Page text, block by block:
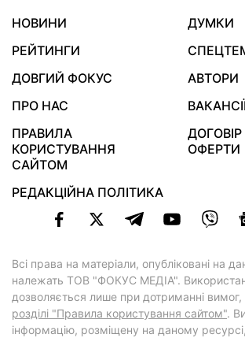
НОВИНИ
ДУМКИ
РЕЙТИНГИ
ДОВГИЙ ФОКУС
АВТОРИ
ПРО НАС
ВАКАНСІЇ
ПРАВИЛА
КОРИСТУВАННЯ
САЙТОМ
ОФЕРТИ
РЕДАКЦІЙНА ПОЛІТИКА
Всі права на матеріали, опубліковані на
належать ТОВ "ФОКУС МЕДІА".
дозволяється лише при дотриманні вимог,
розділі "Правила користування сайтом".
інформацію, розміщену на даному